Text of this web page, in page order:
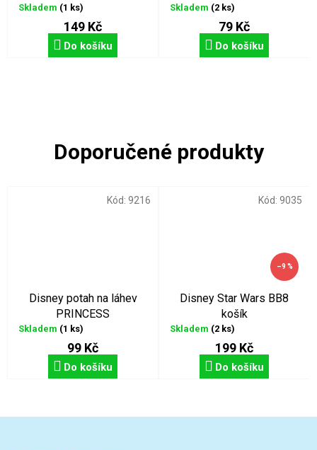
Disney potah na láhev
PRINCESS
Skladem (1 ks)
99 Kč
Do košíku
Kód: 9216
–9 %
Disney Star Wars BB8
košík
Skladem (2 ks)
199 Kč
Do košíku
Kód: 9035
Skladem (1 ks)
149 Kč
Do košíku
Skladem (2 ks)
79 Kč
Do košíku